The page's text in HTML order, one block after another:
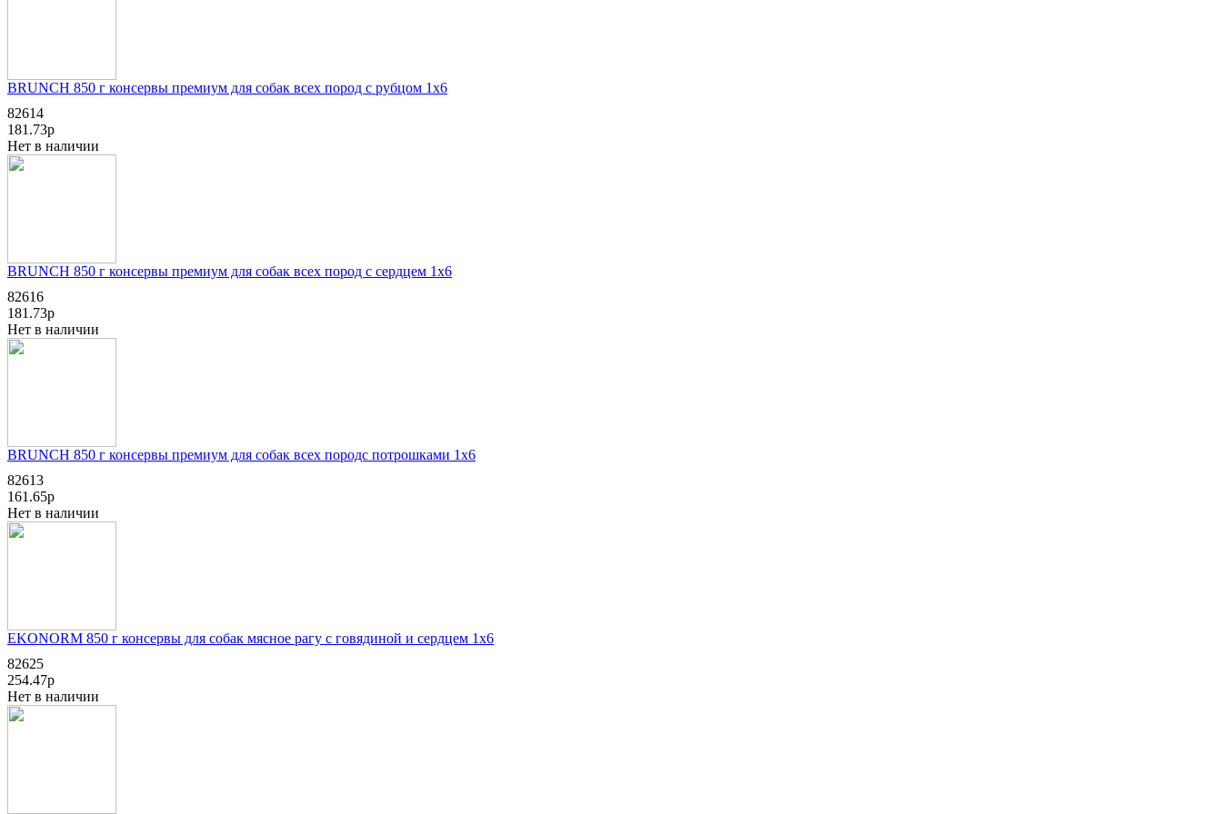
BRUNCH 850 г консервы премиум для собак всех пород с рубцом 1х6
82614
181.73р
Нет в наличии
BRUNCH 850 г консервы премиум для собак всех пород с сердцем 1х6
82616
181.73р
Нет в наличии
BRUNCH 850 г консервы премиум для собак всех породс потрошками 1х6
82613
161.65р
Нет в наличии
EKONORM 850 г консервы для собак мясное рагу с говядиной и сердцем 1х6
82625
254.47р
Нет в наличии